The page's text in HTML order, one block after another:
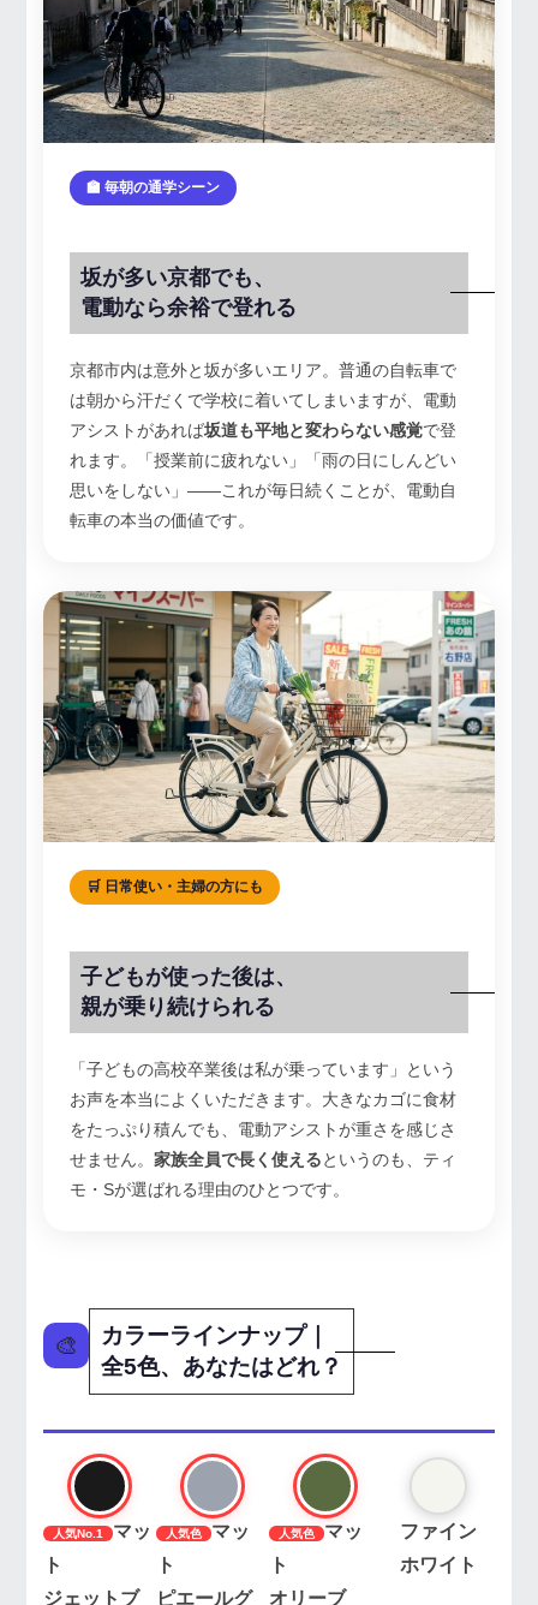
🏫 毎朝の通学シーン
坂が多い京都でも、
電動なら余裕で登れる
京都市内は意外と坂が多いエリア。普通の自転車で
は朝から汗だくで学校に着いてしまいますが、電動
アシストがあれば坂道も平地と変わらない感覚で登
れます。「授業前に疲れない」「雨の日にしんどい
思いをしない」——これが毎日続くことが、電動自
転車の本当の価値です。
🛒 日常使い・主婦の方にも
子どもが使った後は、
親が乗り続けられる
「子どもの高校卒業後は私が乗っています」という
お声を本当によくいただきます。大きなカゴに食材
をたっぷり積んでも、電動アシストが重さを感じさ
せません。家族全員で長く使えるというのも、ティ
モ・Sが選ばれる理由のひとつです。
🎨
カラーラインナップ｜
全5色、あなたはどれ？
人気No.1
マッ
ト
ジェットブ
人気色
マッ
ト
ピエールグ
人気色
マッ
ト
オリーブ
ファイン
ホワイト